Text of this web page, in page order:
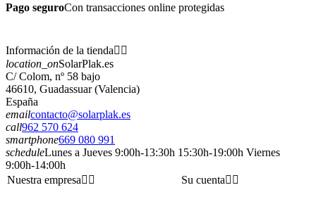
Pago seguroCon transacciones online protegidas
Información de la tienda 
location_onSolarPlak.es
C/ Colom, nº 58 bajo
46610, Guadassuar (Valencia)
España
emailcontacto@solarplak.es
call962 570 624
smartphone669 080 991
scheduleLunes a Jueves 9:00h-13:30h 15:30h-19:00h Viernes
9:00h-14:00h
Nuestra empresa  Su cuenta 